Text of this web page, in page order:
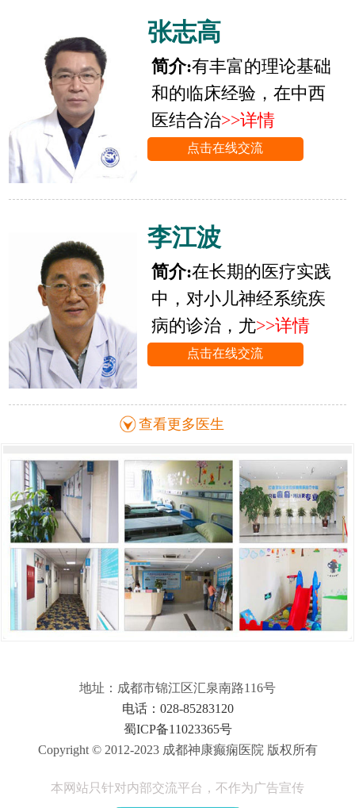
张志高
简介:有丰富的理论基础
和的临床经验，在中西
医结合治>>详情
点击在线交流
李江波
简介:在长期的医疗实践
中，对小儿神经系统疾
病的诊治，尤>>详情
点击在线交流
查看更多医生
地址：成都市锦江区汇泉南路116号
电话：028-85283120
蜀ICP备11023365号
Copyright © 2012-2023 成都神康癫痫医院 版权所有
本网站只针对内部交流平台，不作为广告宣传